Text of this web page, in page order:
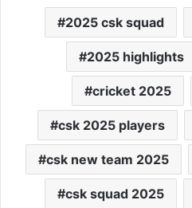
2025 csk squad
2025 highlights
cricket 2025
csk 2025 players
csk new team 2025
csk squad 2025